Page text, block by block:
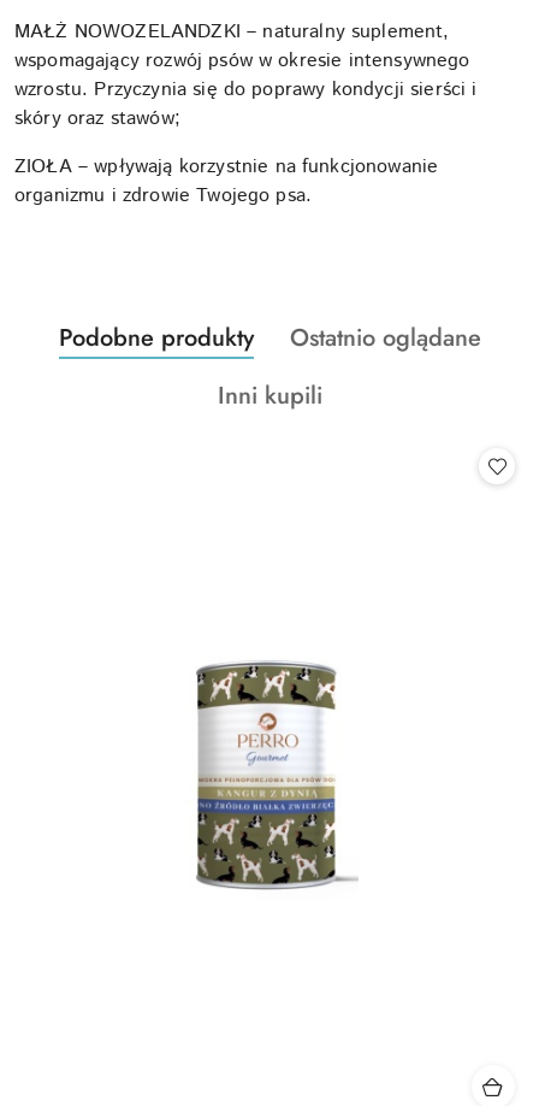
MAŁŻ NOWOZELANDZKI – naturalny suplement,
wspomagający rozwój psów w okresie intensywnego
wzrostu. Przyczynia się do poprawy kondycji sierści i
skóry oraz stawów;
ZIOŁA – wpływają korzystnie na funkcjonowanie
organizmu i zdrowie Twojego psa.
Pomiń karuzelę produktów
Produkty
o
Podobne produkty
Produkty
statusie:
Ostatnio oglądane
Produkty
Inni kupili